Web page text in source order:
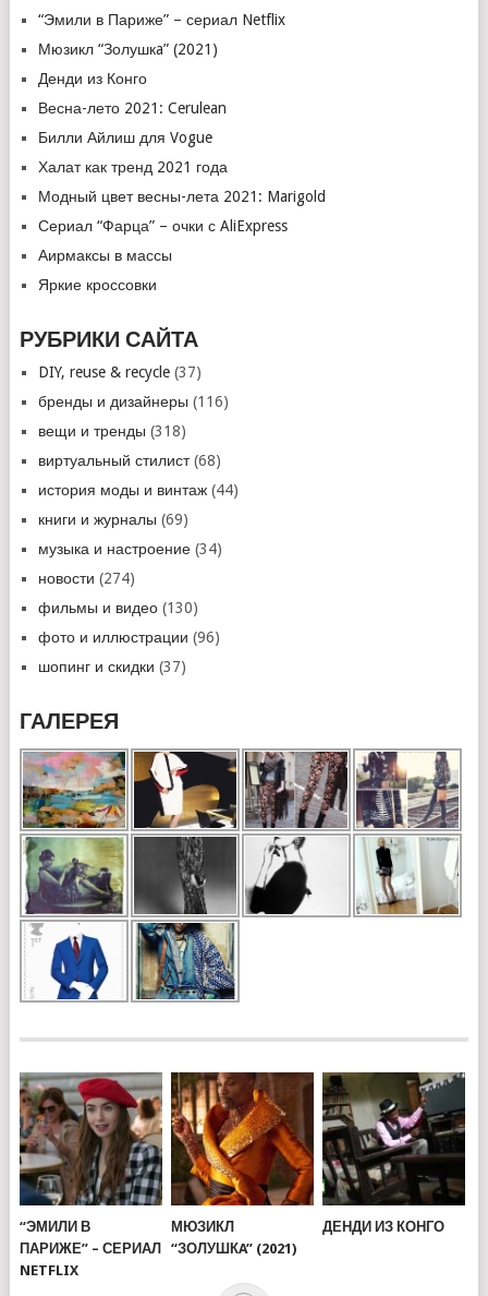
“Эмили в Париже” – сериал Netflix
Мюзикл “Золушкa” (2021)
Денди из Конго
Весна-лето 2021: Cerulean
Билли Айлиш для Vogue
Халат как тренд 2021 года
Модный цвет весны-лета 2021: Marigold
Сериал “Фарца” – очки с AliExpress
Аирмаксы в массы
Яркие кроссовки
РУБРИКИ САЙТА
DIY, reuse & recycle(37)
бренды и дизайнеры (116)
вещи и тренды (318)
виртуальный стилист(68)
история моды и винтаж(44)
книги и журналы (69)
музыка и настроение(34)
новости (274)
фильмы и видео(130)
фото и иллюстрации (96)
шопинг и скидки (37)
ГАЛЕРЕЯ
“ЭМИЛИ В
ПАРИЖЕ” – СЕРИАЛ
NETFLIX
МЮЗИКЛ
“ЗОЛУШКA” (2021)
ДЕНДИ ИЗ КОНГО